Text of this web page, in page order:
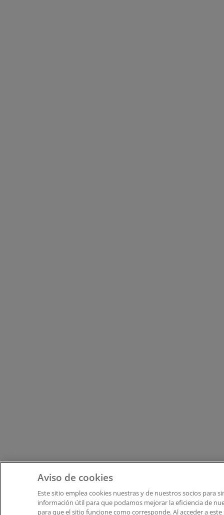
Aviso de cookies
Este sitio emplea cookies nuestras y de nuestros socios para
información útil para que podamos mejorar la eficiencia de
para que el sitio funcione como corresponde. Al acceder a